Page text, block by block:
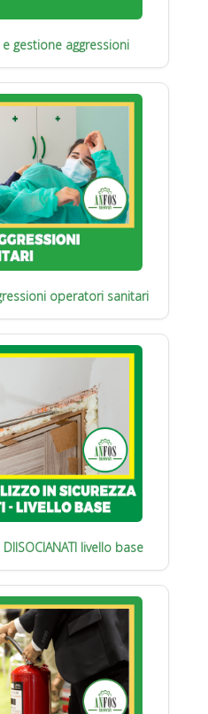
gestione aggressioni
operatori sanitari
livello base